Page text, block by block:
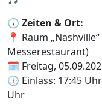
🕠 Zeiten & Ort:
📍 Raum
Messerestaurant)
🗓️ Freitag,
🕕 Einlass: 17:45
Uhr